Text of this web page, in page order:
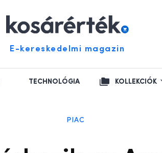
E-kereskedelmi magazin
TECHNOLÓGIA KOLLEKCIÓK
PIAC